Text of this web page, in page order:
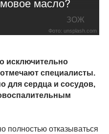
ЗОЖ
Фото: unsplash.com
исключительно
специалисты.
для сердца и сосудов,
полностью отказываться